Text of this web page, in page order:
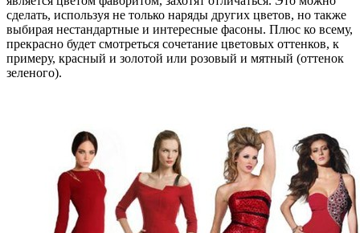
сделать, используя не только наряды других цветов, но также
выбирая нестандартные и интересные фасоны. Плюс ко всему,
прекрасно будет смотреться сочетание цветовых оттенков, к
примеру, красный и золотой или розовый и мятный (оттенок
зеленого).